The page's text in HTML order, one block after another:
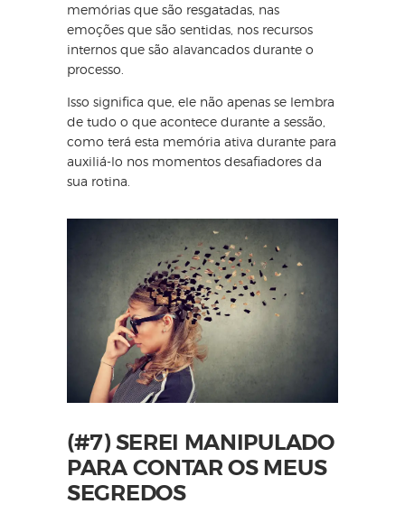
memórias que são resgatadas, nas
emoções que são sentidas, nos recursos
internos que são alavancados durante o
processo.
Isso significa que, ele não apenas se lembra
de tudo o que acontece durante a sessão,
como terá esta memória ativa durante para
auxiliá-lo nos momentos desafiadores da
sua rotina.
(#7) SEREI MANIPULADO
PARA CONTAR OS MEUS
SEGREDOS